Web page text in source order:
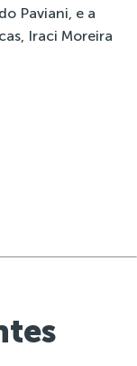
Paviani, e a
Iraci Moreira